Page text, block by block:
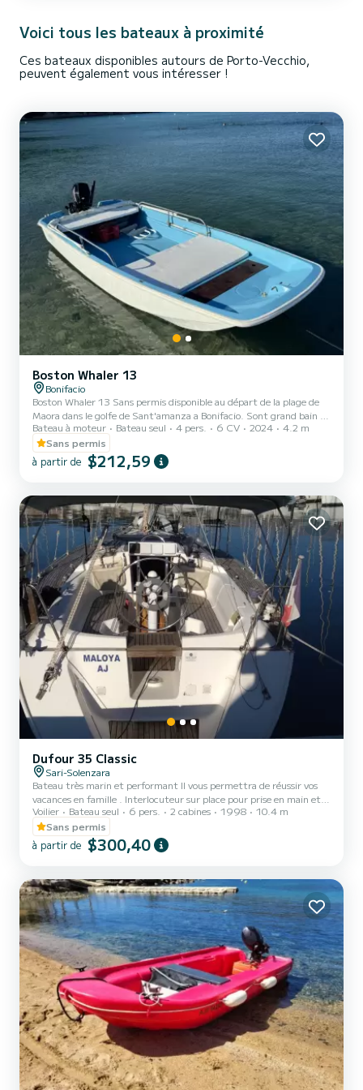
Voici tous les bateaux à proximité
Ces bateaux disponibles autours de Porto-Vecchio,
peuvent également vous intéresser !
Boston Whaler 13
Bonifacio
Boston Whaler 13 Sans permis disponible au départ de la plage de
Maora dans le golfe de Sant'amanza a Bonifacio. Sont grand bain de
soleil, son faible tirant d'eau et sa stabilité vous accompagneront a
la découverte des petites criques cachées de l'extrême sud de la
Corse. Une glacière est fournie au moment du départ, le bateau est
équipé d'un taud de soleil.
Bateau à moteur Bateau seul 4 pers. 6 CV 2024
4.2 m
Sans permis
à partir de $212,59
Dufour 35 Classic
Sari-Solenzara
Bateau très marin et performant Il vous permettra de réussir vos
vacances en famille . Interlocuteur sur place pour prise en main et
conseils de navigation . Équipages familiaux souhaités . Le bateau
est régulièrement entretenu et amélioré il est opérationnel à 100
% . N'hésitez pas à me parler de votre projet je pourrais vous
donner des informations sur les endroits sympas, les sites abrités en
160 € à régler sur place le jo...
Voilier Bateau seul 6 pers. 2 cabines 1998
10.4 m
Sans permis
à partir de $300,40